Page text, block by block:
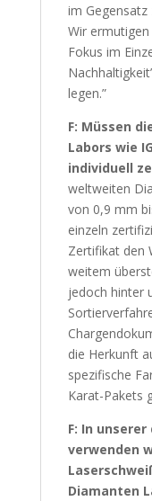
im Gegensatz
Wir
Fokus im
legen.”
F: Müssen
Labors wie
individuell
weltweiten
von 0,9 mm
einzeln
Zertifikat den
weitem
jedoch hinter
die Herkunft
spezifische
Karat-Pakets
F: In
verwenden
Diamanten